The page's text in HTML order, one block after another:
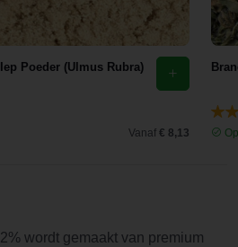
Poeder (Ulmus Rubra)
Vanaf € 8,13
wordt gemaakt van premium